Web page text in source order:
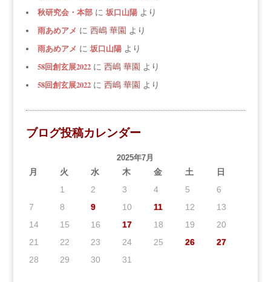
秋研究会・本部に 坂口山陽より
雨あめアメ に 西嶋 華園 より
雨あめアメ に 坂口山陽より
58回創玄展2022に 西嶋 華園 より
58回創玄展2022に 西嶋 華園 より
ブログ投稿カレンダー
2025年7月
月 火 水 木 金 土
日
1
2 3 4 5
6
7
8 9 10 11 12
13
14
15 16 17 18 19
20
21
22 23 24 25 26
27
28
29 30 31